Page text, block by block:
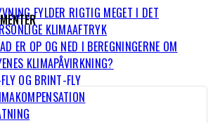
FYLDER RIGTIG MEGET I DET
KLIMAAFTRYK
ER OP OG NED I BEREGNINGERNE OM
KLIMAPÅVIRKNING?
OG BRINT-FLY